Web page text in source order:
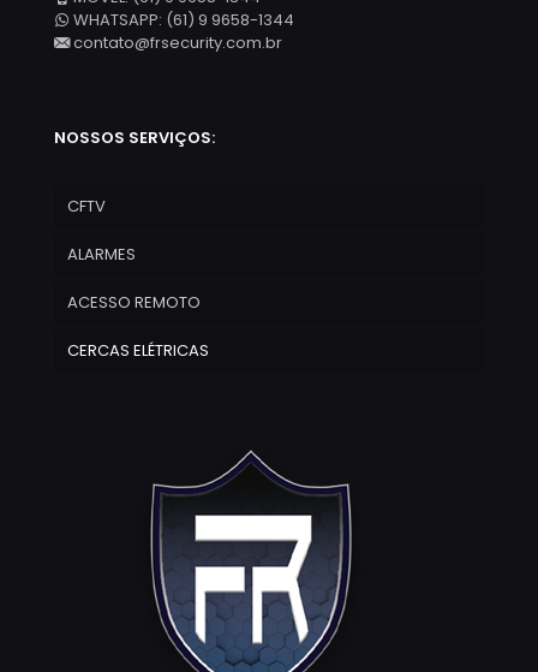
WHATSAPP: (61) 9 9658-1344
contato@frsecurity.com.br
NOSSOS SERVIÇOS:
CFTV
ALARMES
ACESSO REMOTO
CERCAS ELÉTRICAS